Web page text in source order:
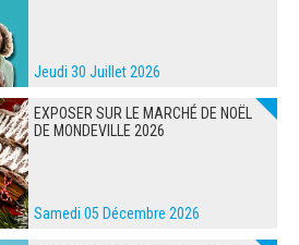
Jeudi 30 Juillet 2026
EXPOSER SUR LE MARCHÉ DE NOËL
DE MONDEVILLE 2026
Samedi 05 Décembre 2026